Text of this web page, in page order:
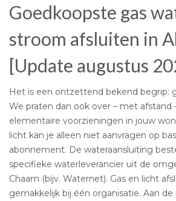
Goedkoopste gas
stroom afsluiten in
[Update augustus
Het is een ontzettend bekend begrip:
We praten dan ook over – met afstand
elementaire voorzieningen in jouw
licht kan je alleen niet aanvragen op
abonnement. De wateraansluiting
specifieke waterleverancier uit de
Chaam (bijv. Waternet). Gas en licht
gemakkelijk bij één organisatie. Aan de